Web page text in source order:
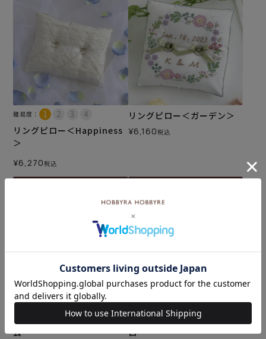
難易度：
リングピロー＜Happiness
＞
¥6,270税込
リングピロー＜ガーデン＞
¥6,160税込
リネンのウェルカムフレー
ム
ホワイトローズのリングピ
ロー